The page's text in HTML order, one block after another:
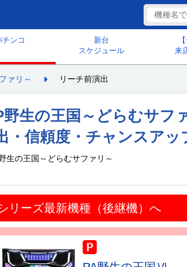
チンコ
新台
スケジュール
来
ァリ～ リーチ前演出
野生の王国～どらむサフ
・信頼度・チャンスアッ
生の王国～どらむサファリ～
リーズ最新機種（後継機）へ